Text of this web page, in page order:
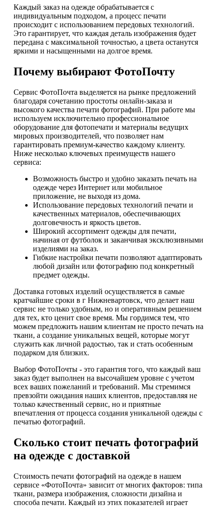
Каждый заказ на одежде обрабатывается с
индивидуальным подходом, а процесс печати
происходит с использованием передовых технологий.
Это гарантирует, что каждая деталь изображения будет
передана с максимальной точностью, а цвета останутся
яркими и насыщенными на долгое время.
Почему выбирают ФотоПочту
Сервис ФотоПочта выделяется на рынке предложений
благодаря сочетанию простоты онлайн-заказа и
высокого качества печати фотографий. При работе мы
используем исключительно профессиональное
оборудование для фотопечати и материалы ведущих
мировых производителей, что позволяет нам
гарантировать премиум-качество каждому клиенту.
Ниже несколько ключевых преимуществ нашего
сервиса:
Возможность быстро и удобно заказать печать на
одежде через Интернет или мобильное
приложение, не выходя из дома.
Использование передовых технологий печати и
качественных материалов, обеспечивающих
долговечность и яркость цветов.
Широкий ассортимент одежды для печати,
начиная от футболок и заканчивая эксклюзивными
изделиями на заказ.
Гибкие настройки печати позволяют адаптировать
любой дизайн или фотографию под конкретный
предмет одежды.
Доставка готовых изделий осуществляется в самые
кратчайшие сроки в г Нижневартовск, что делает наш
сервис не только удобным, но и оперативным решением
для тех, кто ценит свое время. Мы гордимся тем, что
можем предложить нашим клиентам не просто печать на
ткани, а создание уникальных вещей, которые могут
служить как личной радостью, так и стать особенным
подарком для близких.
Выбор ФотоПочты - это гарантия того, что каждый ваш
заказ будет выполнен на высочайшем уровне с учетом
всех ваших пожеланий и требований. Мы стремимся
превзойти ожидания наших клиентов, предоставляя не
только качественный сервис, но и приятные
впечатления от процесса создания уникальной одежды с
печатью фотографий.
Сколько стоит печать фотографий
на одежде с доставкой
Стоимость печати фотографий на одежде в нашем
сервисе «ФотоПочта» зависит от многих факторов: типа
ткани, размера изображения, сложности дизайна и
способа печати. Каждый из этих показателей играет